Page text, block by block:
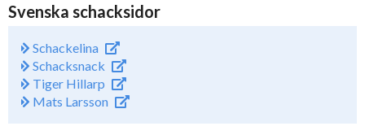
Svenska schacksidor
Schackelina
Schacksnack
Tiger Hillarp
Mats Larsson